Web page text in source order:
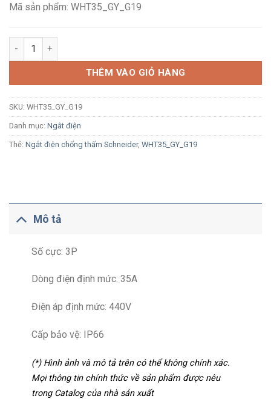
Mã sản phẩm: WHT35_GY_G19
Cầu dao cách ly Schneider WHT35_GY_G19 3P 35A 440V IP66
THÊM VÀO GIỎ HÀNG
SKU: WHT35_GY_G19
Danh mục: Ngắt điện
Thẻ: Ngắt điện chống thấm Schneider, WHT35_GY_G19
Mô tả
Số cực: 3P
Dòng điện định mức: 35A
Điện áp định mức: 440V
Cấp bảo vệ: IP66
(*) Hình ảnh và mô tả trên có thể không chính xác.
Mọi thông tin chính thức về sản phẩm được nêu
trong Catalog của nhà sản xuất